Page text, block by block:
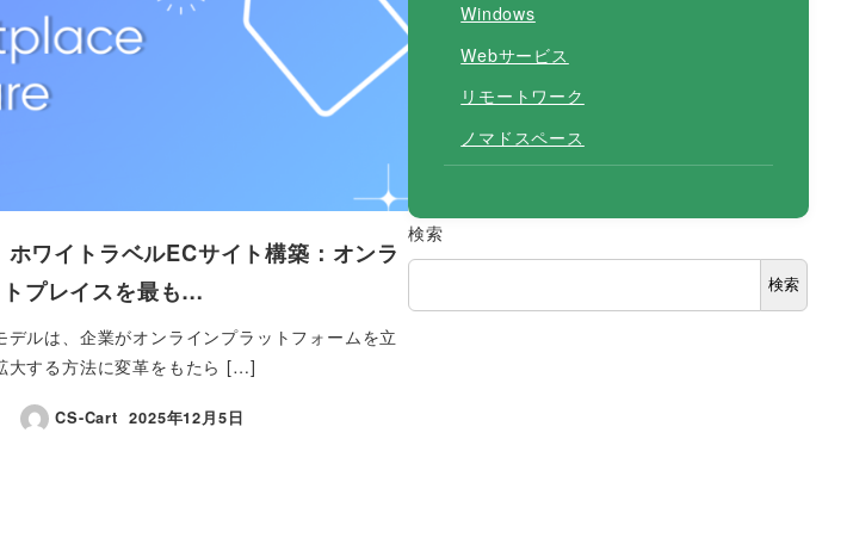
ホワイトラベルECサイト構築：オンラ
プレイスを最も…
デルは、企業がオンラインプラットフォームを立
大する方法に変革をもたら […]
CS-Cart
投稿日
2025年12月5日
Windows
Webサービス
リモートワーク
ノマドスペース
検索
検索